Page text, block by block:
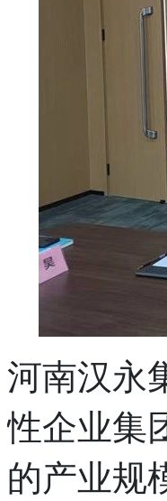
河南汉永
性企业集
的产业规